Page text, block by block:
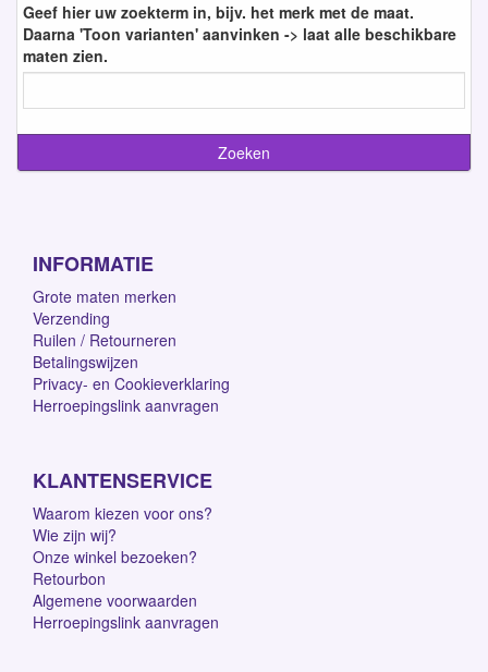
Geef hier uw zoekterm in, bijv. het merk met de maat.
Daarna 'Toon varianten' aanvinken -> laat alle beschikbare
maten zien.
INFORMATIE
Grote maten merken
Verzending
Ruilen / Retourneren
Betalingswijzen
Privacy- en Cookieverklaring
Herroepingslink aanvragen
KLANTENSERVICE
Waarom kiezen voor ons?
Wie zijn wij?
Onze winkel bezoeken?
Retourbon
Algemene voorwaarden
Herroepingslink aanvragen